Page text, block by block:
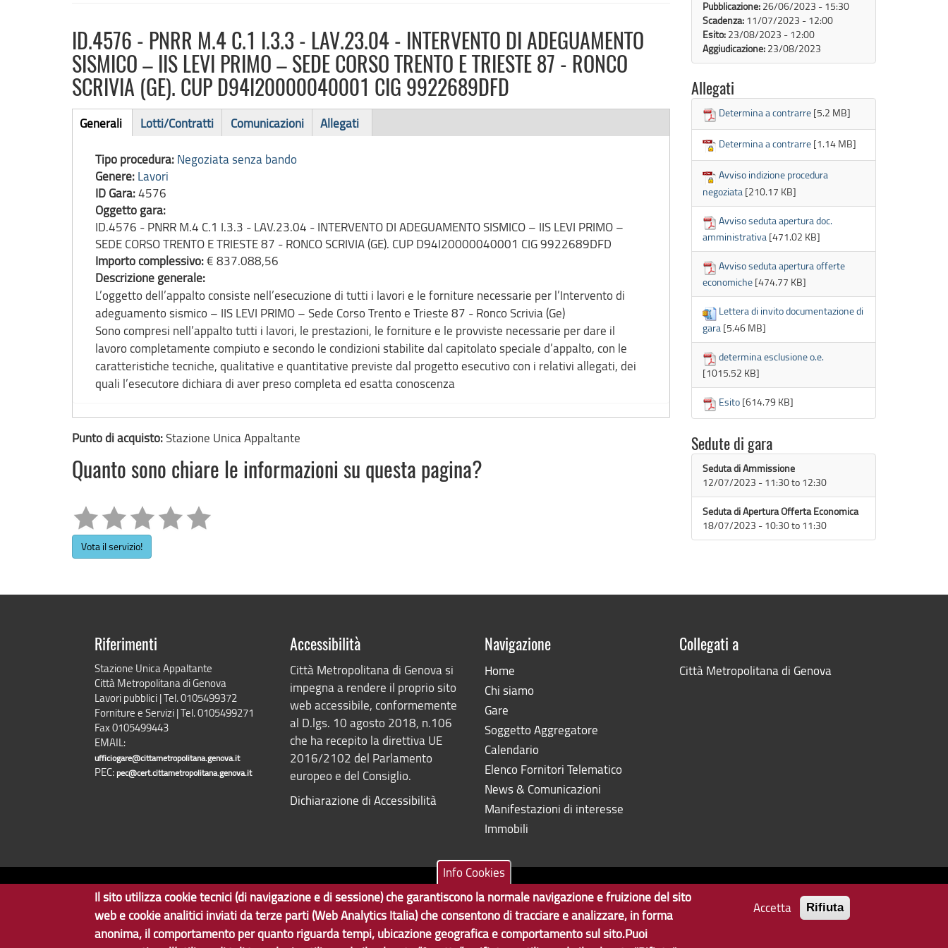
ID.4576 - PNRR M.4 C.1 I.3.3 - LAV.23.04 - INTERVENTO DI ADEGUAMENTO
SISMICO – IIS LEVI PRIMO – SEDE CORSO TRENTO E TRIESTE 87 - RONCO
SCRIVIA (GE). CUP D94I20000040001 CIG 9922689DFD
Bando
gara
Generali
attiva)
Lotti/Contratti Comunicazioni Allegati
Tipo procedura: Negoziata senza bando
Genere: Lavori
ID Gara:4576
Oggetto gara:
ID.4576 - PNRR M.4 C.1 I.3.3 - LAV.23.04 - INTERVENTO DI ADEGUAMENTO SISMICO – IIS LEVI PRIMO –
SEDE CORSO TRENTO E TRIESTE 87 - RONCO SCRIVIA (GE). CUP D94I20000040001 CIG 9922689DFD
Importo complessivo:€ 837.088,56
Descrizione generale:
L’oggetto dell’appalto consiste nell’esecuzione di tutti i lavori e le forniture necessarie per l’Intervento di
adeguamento sismico – IIS LEVI PRIMO – Sede Corso Trento e Trieste 87 - Ronco Scrivia (Ge)
Sono compresi nell’appalto tutti i lavori, le prestazioni, le forniture e le provviste necessarie per dare il
lavoro completamente compiuto e secondo le condizioni stabilite dal capitolato speciale d’appalto, con le
caratteristiche tecniche, qualitative e quantitative previste dal progetto esecutivo con i relativi allegati, dei
quali l’esecutore dichiara di aver preso completa ed esatta conoscenza
Punto di acquisto:Stazione Unica Appaltante
Quanto sono chiare le informazioni su questa pagina?
Vota il servizio!
Pubblicazione: 26/06/2023 - 15:30
Scadenza: 11/07/2023 - 12:00
Esito: 23/08/2023 - 12:00
Aggiudicazione: 23/08/2023
Allegati
Determina a contrarre [5.2 MB]
Determina a contrarre [1.14 MB]
Avviso indizione procedura
negoziata [210.17 KB]
Avviso seduta apertura doc.
amministrativa [471.02 KB]
Avviso seduta apertura offerte
economiche [474.77 KB]
Lettera di invito documentazione di
gara [5.46 MB]
determina esclusione o.e.
[1015.52 KB]
Esito [614.79 KB]
Sedute di gara
Seduta di Ammissione
12/07/2023 - 11:30to 12:30
Seduta di Apertura Offerta Economica
18/07/2023 - 10:30to 11:30
Riferimenti
Stazione Unica Appaltante
Città Metropolitana di Genova
Lavori pubblici | Tel. 0105499372
Forniture e Servizi | Tel. 0105499271
Fax 0105499443
EMAIL:
ufficiogare@cittametropolitana.genova.it
PEC:pec@cert.cittametropolitana.genova.it
Accessibilità
Città Metropolitana di Genova si
impegna a rendere il proprio sito
web accessibile, conformemente
al D.lgs. 10 agosto 2018, n.106
che ha recepito la direttiva UE
2016/2102 del Parlamento
europeo e del Consiglio.
Dichiarazione di Accessibilità
Navigazione
Home
Chi siamo
Gare
Soggetto Aggregatore
Calendario
Elenco Fornitori Telematico
News & Comunicazioni
Manifestazioni di interesse
Immobili
Collegati a
Città Metropolitana di Genova
Copyright © 2017 Città metropolitana di Genova | CF: 80007350103
Il Portale SUA è gestito dal Servizio Sistemi Informativi e Sviluppo Economico, GenovaMetropoli
Tecnologie e Accessibilità Privacy Note Legali Contatti per il sito Web
Statistiche Area Riservata
Info Cookies
Il sito utilizza cookie tecnici (di navigazione e di sessione) che garantiscono la normale navigazione e fruizione del sito
web e cookie analitici inviati da terze parti (Web Analytics Italia) che consentono di tracciare e analizzare, in forma
anonima, il comportamento per quanto riguarda tempi, ubicazione geografica e comportamento sul sito.Puoi
Accetta Rifiuta